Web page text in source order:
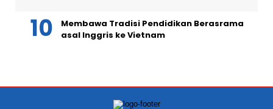
Membawa Tradisi Pendidikan Berasrama
asal Inggris ke Vietnam